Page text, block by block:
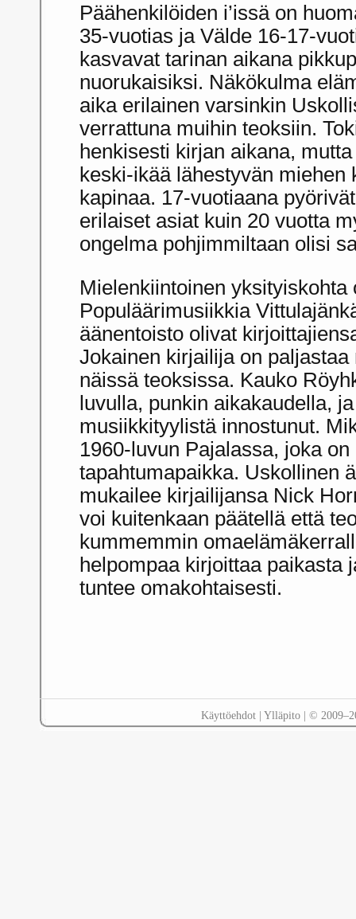
Päähenkilöiden i’issä on
35-vuotias ja Välde 16-17-
kasvavat tarinan aikana
nuorukaisiksi. Näkökulma
aika erilainen varsinkin
verrattuna muihin teoksiin.
henkisesti kirjan aikana,
keski-ikää lähestyvän miehen
kapinaa. 17-vuotiaana
erilaiset asiat kuin 20 vuotta
ongelma pohjimmiltaan olisi
Mielenkiintoinen yksityiskohta
Populäärimusiikkia
äänentoisto olivat
Jokainen kirjailija on
näissä teoksissa. Kauko
luvulla, punkin aikakaudella,
musiikkityylistä innostunut.
1960-luvun Pajalassa, joka
tapahtumapaikka. Uskollinen
mukailee kirjailijansa Nick
voi kuitenkaan päätellä että
kummemmin
helpompaa kirjoittaa paikasta
tuntee omakohtaisesti.
Käyttöehdot| Ylläpito| ©